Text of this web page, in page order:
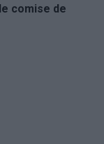
comise de